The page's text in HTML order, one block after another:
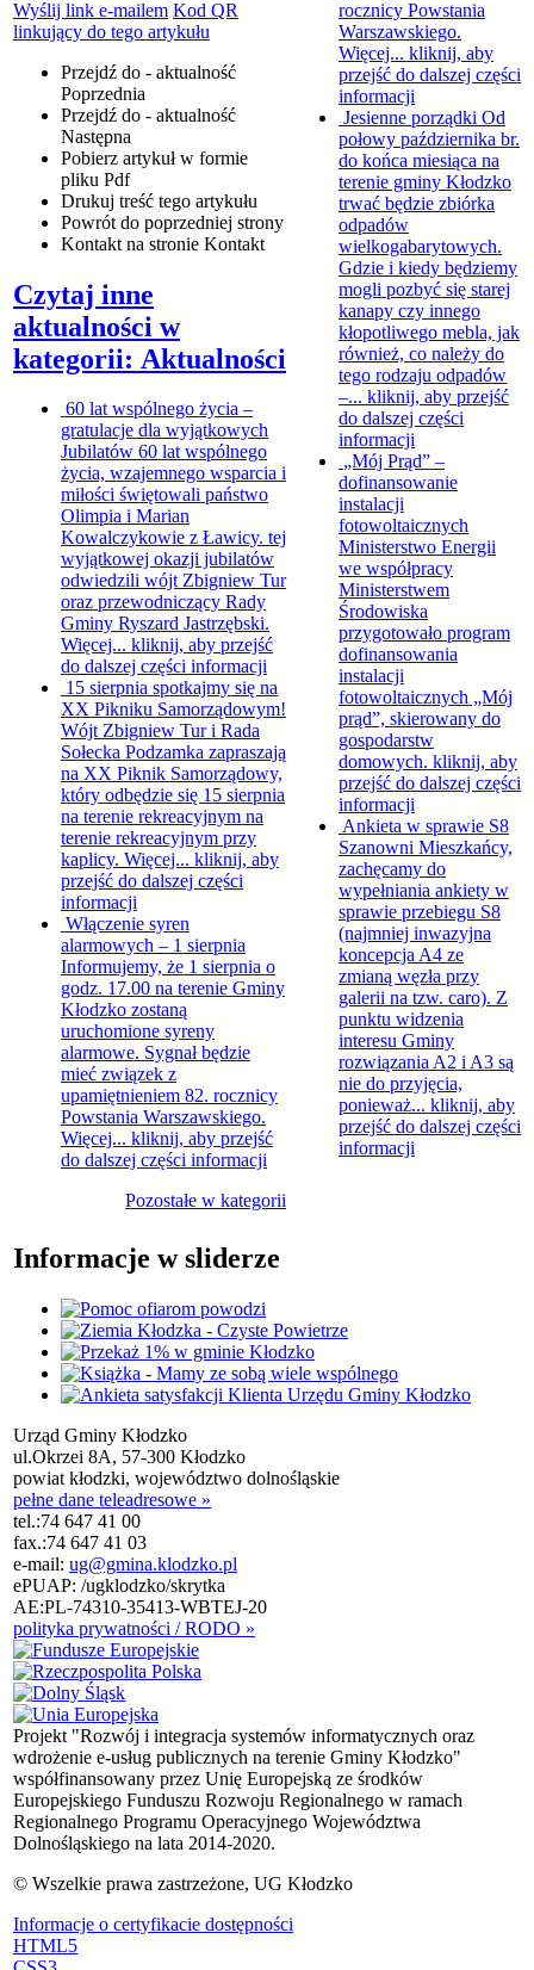
Wyślij link e-mailem Kod QR
linkujący do tego artykułu
Przejdź do - aktualność
Poprzednia
Przejdź do - aktualność
Następna
Pobierz artykuł w formie
pliku Pdf
Drukuj treść tego artykułu
Powrót do poprzedniej strony
Kontakt na stronie Kontakt
Czytaj inne
aktualności w
kategorii: Aktualności
60 lat wspólnego życia –
gratulacje dla wyjątkowych
Jubilatów 60 lat wspólnego
życia, wzajemnego wsparcia i
miłości świętowali państwo
Olimpia i Marian
Kowalczykowie z Ławicy. tej
wyjątkowej okazji jubilatów
odwiedzili wójt Zbigniew Tur
oraz przewodniczący Rady
Gminy Ryszard Jastrzębski.
Więcej... kliknij, aby przejść
do dalszej części informacji
15 sierpnia spotkajmy się na
XX Pikniku Samorządowym!
Wójt Zbigniew Tur i Rada
Sołecka Podzamka zapraszają
na XX Piknik Samorządowy,
który odbędzie się 15 sierpnia
na terenie rekreacyjnym na
terenie rekreacyjnym przy
kaplicy. Więcej... kliknij, aby
przejść do dalszej części
informacji
Włączenie syren
alarmowych – 1 sierpnia
Informujemy, że 1 sierpnia o
godz. 17.00 na terenie Gminy
Kłodzko zostaną
uruchomione syreny
alarmowe. Sygnał będzie
mieć związek z
upamiętnieniem 82. rocznicy
Powstania Warszawskiego.
Więcej... kliknij, aby przejść
do dalszej części informacji
Pozostałe w kategorii
rocznicy Powstania
Warszawskiego.
Więcej... kliknij, aby
przejść do dalszej części
informacji
Jesienne porządki Od
połowy października br.
do końca miesiąca na
terenie gminy Kłodzko
trwać będzie zbiórka
odpadów
wielkogabarytowych.
Gdzie i kiedy będziemy
mogli pozbyć się starej
kanapy czy innego
kłopotliwego mebla, jak
również, co należy do
tego rodzaju odpadów
–... kliknij, aby przejść
do dalszej części
informacji
„Mój Prąd” –
dofinansowanie
instalacji
fotowoltaicznych
Ministerstwo Energii
we współpracy
Ministerstwem
Środowiska
przygotowało program
dofinansowania
instalacji
fotowoltaicznych „Mój
prąd”, skierowany do
gospodarstw
domowych. kliknij, aby
przejść do dalszej części
informacji
Ankieta w sprawie S8
Szanowni Mieszkańcy,
zachęcamy do
wypełniania ankiety w
sprawie przebiegu S8
(najmniej inwazyjna
koncepcja A4 ze
zmianą węzła przy
galerii na tzw. caro). Z
punktu widzenia
interesu Gminy
rozwiązania A2 i A3 są
nie do przyjęcia,
ponieważ... kliknij, aby
przejść do dalszej części
informacji
Informacje w sliderze
Urząd Gminy Kłodzko
ul.Okrzei 8A, 57-300 Kłodzko
powiat kłodzki, województwo dolnośląskie
pełne dane teleadresowe »
tel.:74 647 41 00
fax.:74 647 41 03
e-mail: ug@gmina.klodzko.pl
ePUAP: /ugklodzko/skrytka
AE:PL-74310-35413-WBTEJ-20
polityka prywatności / RODO »
Projekt "Rozwój i integracja systemów informatycznych oraz
wdrożenie e-usług publicznych na terenie Gminy Kłodzko"
współfinansowany przez Unię Europejską ze środków
Europejskiego Funduszu Rozwoju Regionalnego w ramach
Regionalnego Programu Operacyjnego Województwa
Dolnośląskiego na lata 2014-2020.
© Wszelkie prawa zastrzeżone, UG Kłodzko
Informacje o certyfikacie dostępności
HTML5